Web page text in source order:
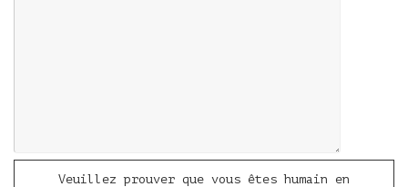
Veuillez prouver que vous êtes humain en